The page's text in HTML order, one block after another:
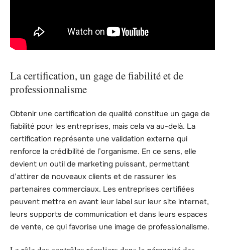
La certification, un gage de fiabilité et de
professionnalisme
Obtenir une certification de qualité constitue un gage de
fiabilité pour les entreprises, mais cela va au-delà. La
certification représente une validation externe qui
renforce la crédibilité de l’organisme. En ce sens, elle
devient un outil de marketing puissant, permettant
d’attirer de nouveaux clients et de rassurer les
partenaires commerciaux. Les entreprises certifiées
peuvent mettre en avant leur label sur leur site internet,
leurs supports de communication et dans leurs espaces
de vente, ce qui favorise une image de professionalisme.